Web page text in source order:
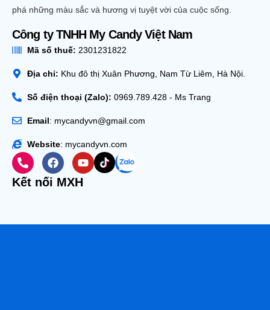
phá những màu sắc và hương vị tuyệt vời của cuộc sống.
Công ty TNHH My Candy Việt Nam
Mã số thuế: 2301231822
Địa chỉ: Khu đô thị Xuân Phương, Nam Từ Liêm, Hà Nội.
Số điện thoại (Zalo): 0969.789.428 - Ms Trang
Email: mycandyvn@gmail.com
Website: mycandyvn.com
Kết nối MXH